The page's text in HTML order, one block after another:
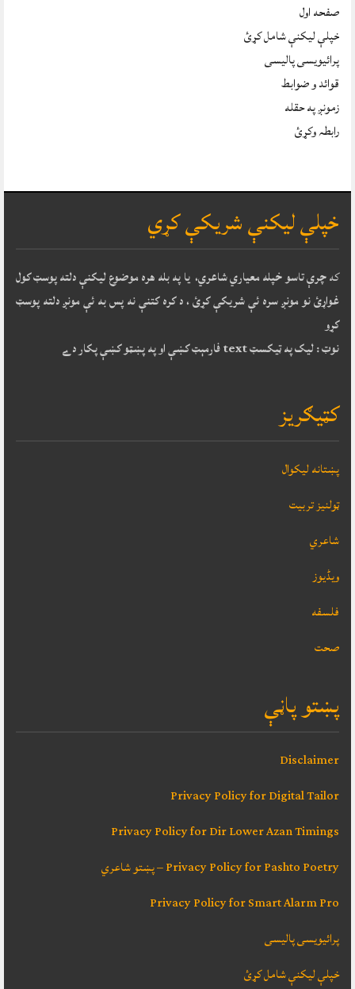
صفحه اول
خپلې ليکنې شامل کړئ
پرائیویسی پالیسی
قوائد و ضوابط
زمونږ په حقله
رابطہ وکړئ
خپلې ليکنې شريکې کړي
کهچرې تاسو خپله معياري شاعري، يا په بله هره موضوع ليکنې دلته پوسټ کول
غواړئ نو مونږ سره ئې شريکې کړئ ، د کره کتنې نه پس به ئې مونږ دلته پوسټ
کړو
نوټ : ليک په ټيکسټ text فارمېټ کښې او په پښټو کښې پکار دے
کټيګريز
پښتانه ليکوال
ټولنيز تربيت
شاعري
ویڈیوز
فلسفه
صحت
پښتو پاڼې
Disclaimer
Privacy Policy for Digital Tailor
Privacy Policy for Dir Lower Azan Timings
Privacy Policy for Pashto Poetry – پښتو شاعري
Privacy Policy for Smart Alarm Pro
پرائیویسی پالیسی
خپلې ليکنې شامل کړئ